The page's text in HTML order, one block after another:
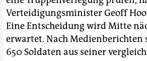
Verteidigungsminister Geoff
Eine Entscheidung wird Mitte
erwartet. Nach Medienberichten
650 Soldaten aus seiner